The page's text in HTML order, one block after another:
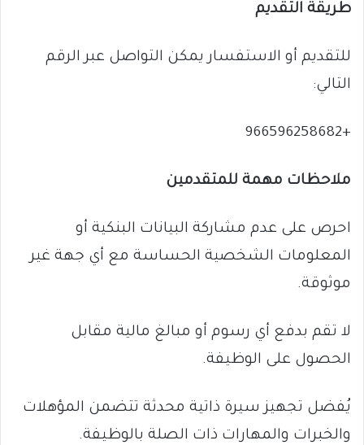
طريقة التقديم
للتقديم أو الاستفسار يمكن التواصل عبر الرقم
التالي:
+966596258682
ملاحظات مهمة للمتقدمين
احرص على عدم مشاركة البيانات البنكية أو
المعلومات الشخصية الحساسة مع أي جهة غير
موثوقة.
لا تقم بدفع أي رسوم أو مبالغ مالية مقابل
الحصول على الوظيفة.
يُفضل تجهيز سيرة ذاتية محدثة تتضمن المؤهلات
والخبرات والمهارات ذات الصلة بالوظيفة.